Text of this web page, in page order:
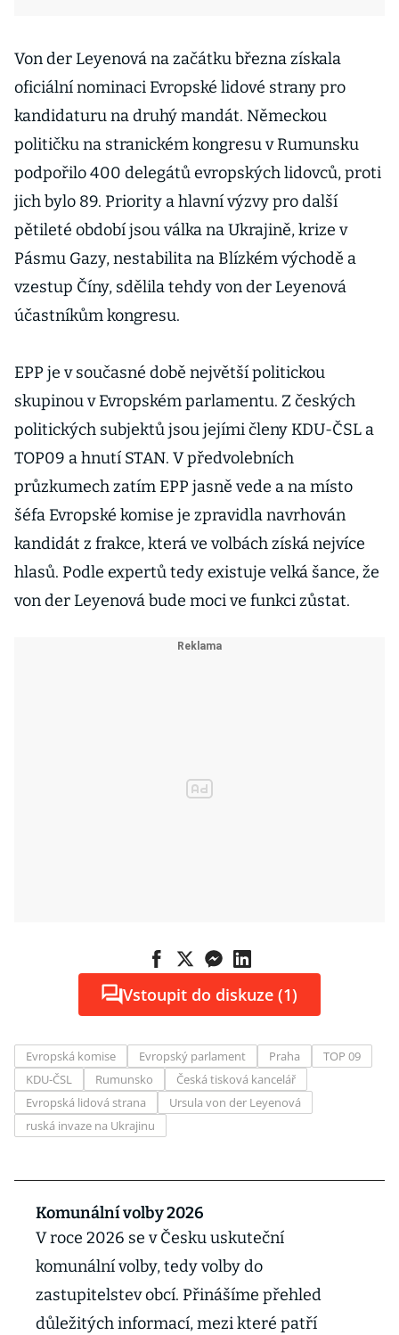
Von der Leyenová na začátku března získala
oficiální nominaci Evropské lidové strany pro
kandidaturu na druhý mandát. Německou
političku na stranickém kongresu v Rumunsku
podpořilo 400 delegátů evropských lidovců, proti
jich bylo 89. Priority a hlavní výzvy pro další
pětileté období jsou válka na Ukrajině, krize v
Pásmu Gazy, nestabilita na Blízkém východě a
vzestup Číny, sdělila tehdy von der Leyenová
účastníkům kongresu.
EPP je v současné době největší politickou
skupinou v Evropském parlamentu. Z českých
politických subjektů jsou jejími členy KDU-ČSL a
TOP09 a hnutí STAN. V předvolebních
průzkumech zatím EPP jasně vede a na místo
šéfa Evropské komise je zpravidla navrhován
kandidát z frakce, která ve volbách získá nejvíce
hlasů. Podle expertů tedy existuje velká šance, že
von der Leyenová bude moci ve funkci zůstat.
Vstoupit do diskuze (1)
Evropská komise Evropský parlament Praha
TOP 09
KDU-ČSL
Rumunsko
Česká tisková kancelář
Evropská lidová strana
Ursula von der Leyenová
ruská invaze na Ukrajinu
Komunální volby 2026
V roce 2026 se v Česku uskuteční
komunální volby, tedy volby do
zastupitelstev obcí. Přinášíme přehled
důležitých informací, mezi které patří